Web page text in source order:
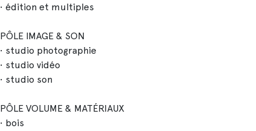
• édition et multiples
PÔLE IMAGE & SON
• studio photographie
• studio vidéo
• studio son
PÔLE VOLUME & MATÉRIAUX
• bois